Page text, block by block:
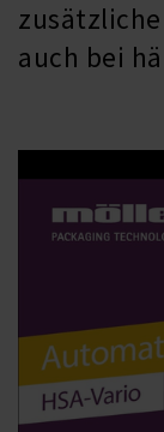
auch bei